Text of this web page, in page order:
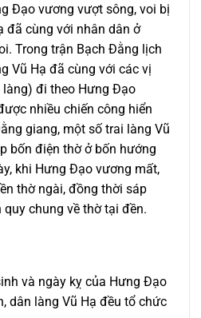
Đạo vương vượt sông, voi bị
đã cùng với nhân dân ở
Trong trận Bạch Đằng lịch
Vũ Hạ đã cùng với các vị
đi theo Hưng Đạo
nhiều chiến công hiển
giang, một số trai làng Vũ
bốn điện thờ ở bốn hướng
khi Hưng Đạo vương mất,
thờ ngài, đồng thời sáp
chung về thờ tại đền.
và ngày kỵ của Hưng Đạo
dân làng Vũ Hạ đều tổ chức